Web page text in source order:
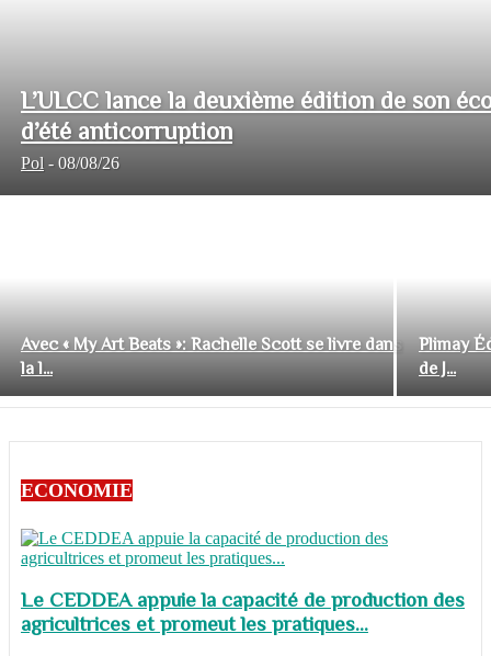
L’ULCC lance la deuxième édition de son
d’été anticorruption
Pol - 08/08/26
Avec « My Art Beats »: Rachelle Scott se livre dans
la l...
Plimay
de J...
ECONOMIE
Le CEDDEA appuie la capacité de production des
agricultrices et promeut les pratiques...